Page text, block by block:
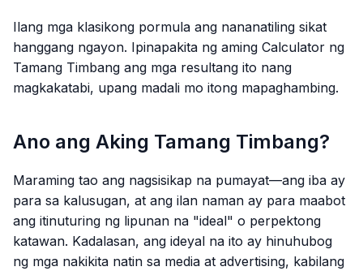
Ilang mga klasikong pormula ang nananatiling sikat
hanggang ngayon. Ipinapakita ng aming Calculator ng
Tamang Timbang ang mga resultang ito nang
magkakatabi, upang madali mo itong mapaghambing.
Ano ang Aking Tamang Timbang?
Maraming tao ang nagsisikap na pumayat—ang iba ay
para sa kalusugan, at ang ilan naman ay para maabot
ang itinuturing ng lipunan na "ideal" o perpektong
katawan. Kadalasan, ang ideyal na ito ay hinuhubog
ng mga nakikita natin sa media at advertising, kabilang